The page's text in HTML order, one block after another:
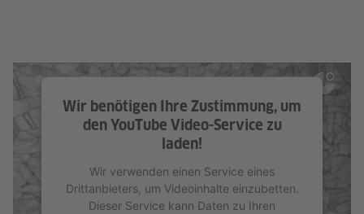
Wir benötigen Ihre Zustimmung, um
den YouTube Video-Service zu
laden!
Wir verwenden einen Service eines
Drittanbieters, um Videoinhalte einzubetten.
Dieser Service kann Daten zu Ihren